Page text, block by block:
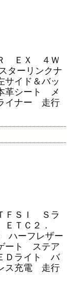
ＥＸ ４Ｗ
ターリンクナ
イド＆バッ
革シート メ
イナー 走行
ＦＳＩ Ｓラ
ＴＣ２．
ハーフレザー
ート ステア
Ｄライト バ
ス充電 走行